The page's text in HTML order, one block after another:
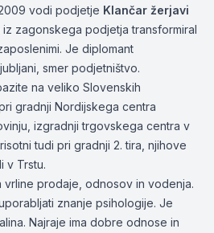
vodi podjetje Klančar žerjavi
zagonskega podjetja transformiral
Je diplomant
smer podjetništvo.
na veliko Slovenskih
gradnji Nordijskega centra
izgradnji trgovskega centra v
tudi pri gradnji 2. tira, njihove
v Trstu.
vrline prodaje, odnosov in vodenja.
znanje psihologije. Je
Najraje ima dobre odnose in